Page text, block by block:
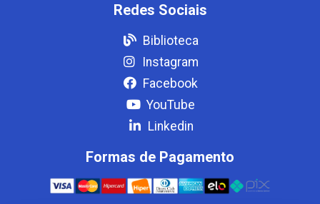
Redes Sociais
Biblioteca
Instagram
Facebook
YouTube
Linkedin
Formas de Pagamento